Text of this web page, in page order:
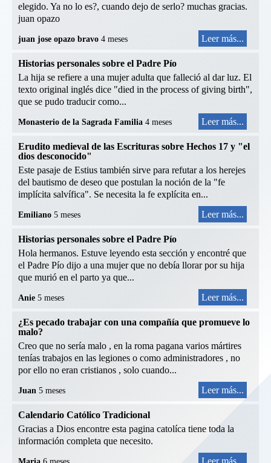
elegido. Ya no lo es?, cuando dejo de serlo? muchas gracias.
juan opazo
juan jose opazo bravo 4 meses Leer más...
Historias personales sobre el Padre Pío
La hija se refiere a una mujer adulta que falleció al dar luz. El
texto original inglés dice "died in the process of giving birth",
que se pudo traducir como...
Monasterio de la Sagrada Familia 4 meses Leer más...
Erudito medieval de las Escrituras sobre Hechos 17 y "el
dios desconocido"
Este pasaje de Estius también sirve para refutar a los herejes
del bautismo de deseo que postulan la noción de la "fe
implícita salvífica". Se necesita la fe explícita en...
Emiliano 5 meses Leer más...
Historias personales sobre el Padre Pío
Hola hermanos. Estuve leyendo esta sección y encontré que
el Padre Pío dijo a una mujer que no debía llorar por su hija
que murió en el parto ya que...
Anie 5 meses Leer más...
¿Es pecado trabajar con una compañía que promueve lo
malo?
Creo que no sería malo , en la roma pagana varios mártires
tenías trabajos en las legiones o como administradores , no
por ello no eran cristianos , solo cuando...
Juan 5 meses Leer más...
Calendario Católico Tradicional
Gracias a Dios encontre esta pagina catolíca tiene toda la
información completa que necesito.
Leer más...